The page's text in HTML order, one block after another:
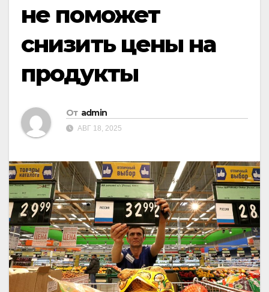
не поможет
снизить цены на
продукты
От admin
АВГ 18, 2025